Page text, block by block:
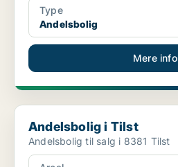
Type
Andelsbolig
Mere info
Andelsbolig i Tilst
Andelsbolig i Tilst
Andelsbolig til salg i 8381 Tilst